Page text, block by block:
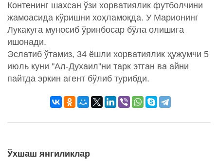
Контенинг шахсан ўзи хорватиялик футболчини
жамоасида кўришни хоҳламоқда. У Марионинг
Лукакуга муносиб ўринбосар бўла олишига
ишонади.
Эслатиб ўтамиз, 34 ёшли хорватиялик ҳужумчи 5
июль куни "Ал-Духаил"ни тарк этган ва айни
пайтда эркин агент бўлиб турибди.
Ўхшаш янгиликлар